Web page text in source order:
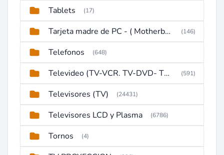
Tablets (17)
Tarjeta madre de PC - ( Motherboard ) (146)
Telefonos (648)
Televideo (TV-VCR. TV-DVD- TV-DVD-VCR) (591)
Televisores (TV) (24431)
Televisores LCD y Plasma (6786)
Tornos (4)